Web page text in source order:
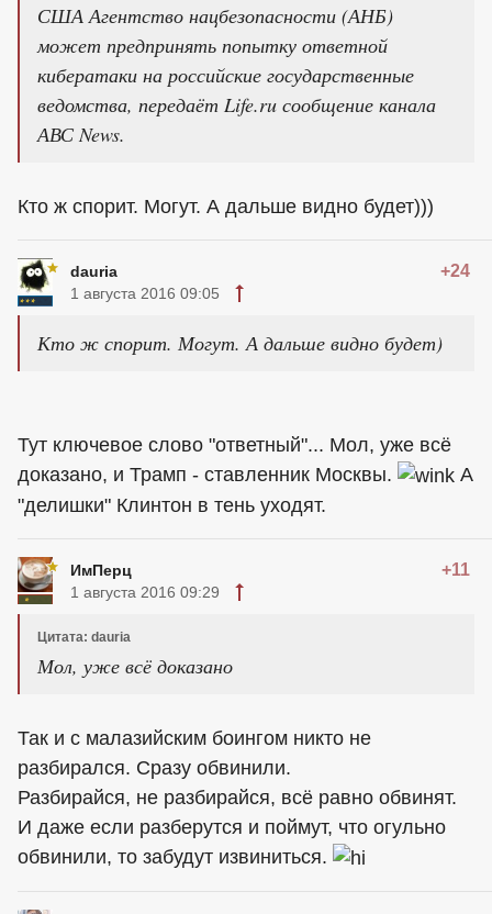
США Агентство нацбезопасности (АНБ)
может предпринять попытку ответной
кибератаки на российские государственные
ведомства, передаёт Life.ru сообщение канала
АВС News.
Кто ж спорит. Могут. А дальше видно будет)))
dauria +24
1 августа 2016 09:05
Кто ж спорит. Могут. А дальше видно будет)
Тут ключевое слово "ответный"... Мол, уже всё
доказано, и Трамп - ставленник Москвы.
А
"делишки" Клинтон в тень уходят.
ИмПерц +11
1 августа 2016 09:29
Цитата: dauria
Мол, уже всё доказано
Так и с малазийским боингом никто не
разбирался. Сразу обвинили.
Разбирайся, не разбирайся, всё равно обвинят.
И даже если разберутся и поймут, что огульно
обвинили, то забудут извиниться.